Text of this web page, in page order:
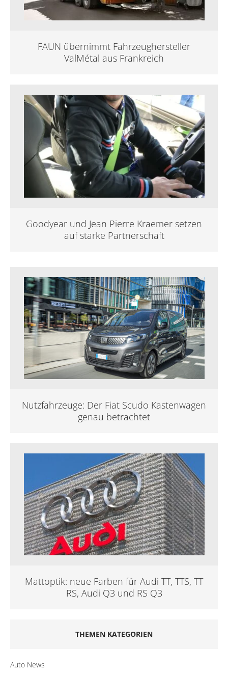
FAUN übernimmt Fahrzeughersteller
ValMétal aus Frankreich
Goodyear und Jean Pierre Kraemer setzen
auf starke Partnerschaft
Nutzfahrzeuge: Der Fiat Scudo Kastenwagen
genau betrachtet
Mattoptik: neue Farben für Audi TT, TTS, TT
RS, Audi Q3 und RS Q3
THEMEN KATEGORIEN
Auto News